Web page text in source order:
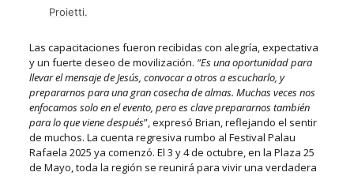
Proietti.
Las capacitaciones fueron recibidas con alegría, expectativa
y un fuerte deseo de movilización. “Es una oportunidad para
llevar el mensaje de Jesús, convocar a otros a escucharlo, y
prepararnos para una gran cosecha de almas. Muchas veces nos
enfocamos solo en el evento, pero es clave prepararnos también
para lo que viene después”, expresó Brian, reflejando el sentir
de muchos. La cuenta regresiva rumbo al Festival Palau
Rafaela 2025 ya comenzó. El 3 y 4 de octubre, en la Plaza 25
de Mayo, toda la región se reunirá para vivir una verdadera